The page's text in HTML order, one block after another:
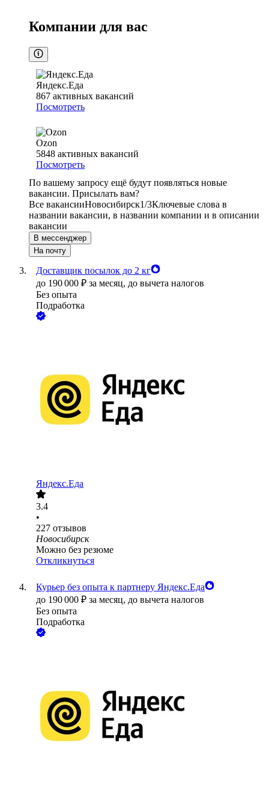
Компании для вас
Яндекс.Еда
867 активных вакансий
Посмотреть
Ozon
5848 активных вакансий
Посмотреть
По вашему запросу ещё будут появляться новые
вакансии. Присылать вам?
Все вакансииНовосибирск1/3Ключевые слова в
названии вакансии, в названии компании и в описании
вакансии
В мессенджер
На почту
Доставщик посылок до 2 кг
до 190 000 ₽ за месяц, до вычета налогов
Без опыта
Подработка
Яндекс.Еда
3.4
•
227 отзывов
Новосибирск
Можно без резюме
Откликнуться
Курьер без опыта к партнеру Яндекс.Еда
до 190 000 ₽ за месяц, до вычета налогов
Без опыта
Подработка